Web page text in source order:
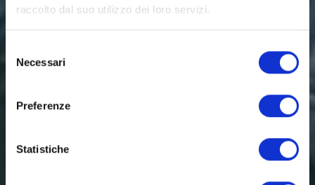
raccolto dal suo utilizzo dei loro servizi.
delNecessari
Preferenze
Statistiche